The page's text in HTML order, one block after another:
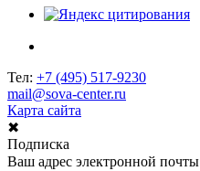
Тел: +7 (495) 517-9230
mail@sova-center.ru
Карта сайта
✖
Подписка
Ваш адрес электронной почты